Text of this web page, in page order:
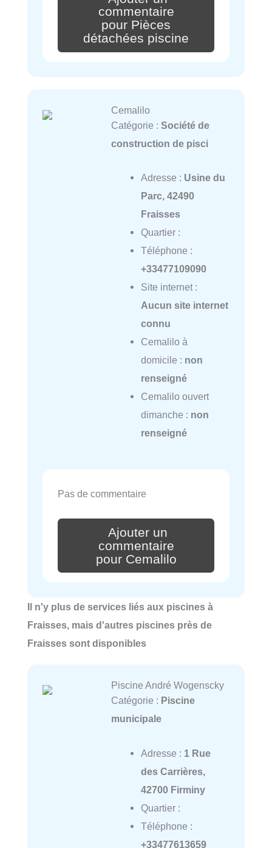
commentaire
pour Pièces
détachées piscine
Cemalilo
Catégorie : Société de
construction de pisci
Adresse : Usine du
Parc, 42490
Fraisses
Quartier :
Téléphone :
+33477109090
Site internet :
Aucun site internet
connu
Cemalilo à
domicile : non
renseigné
Cemalilo ouvert
dimanche : non
renseigné
Pas de commentaire
Ajouter un
commentaire
pour Cemalilo
Il n'y plus de services liés aux piscines à
Fraisses, mais d'autres piscines près de
Fraisses sont disponibles
Piscine André Wogenscky
Catégorie : Piscine
municipale
Adresse : 1 Rue
des Carrières,
42700 Firminy
Quartier :
Téléphone :
+33477613659